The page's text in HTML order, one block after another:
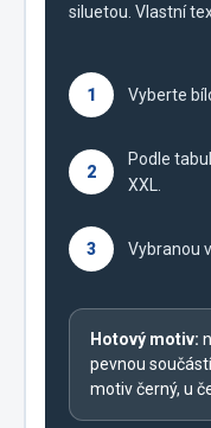
siluetou. Vlastní
1 Vyberte
2
Podle
XXL.
3 Vybranou
Hotový motiv:
pevnou
motiv černý, u